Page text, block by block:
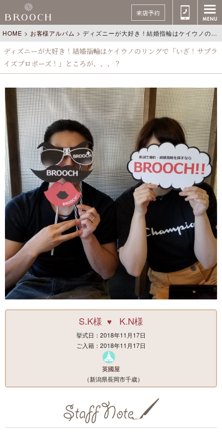
来店予約
HOME > お客様アルバム >ディズニーが大好き！結婚指輪はケイウノのリングで「いざ！サプライズプロポーズ！」ところが、、、？
ディズニーが大好き！結婚指輪はケイウノのリングで「いざ！サプラ
イズプロポーズ！」ところが、、、？
S.K様 ♥ K.N様
挙式日：2018年11月17日
ご入籍：2018年11月17日
英國屋
（新潟県長岡市千歳）